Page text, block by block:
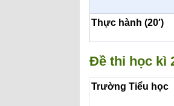
Thực hành (20′)
Đề thi học kì
Trường Tiểu học